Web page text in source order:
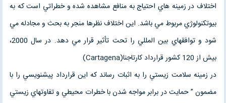
اختلاف در زمينه هاي احتياج به منافع مشاهده شده و خطراتي است كه به
بيوتكنولوژي مربوط مي باشد. اين اختلاف نظرها منجر به بحث و مجادله مي
شود و توافقهاي بين المللي را تحت تأثير قرار مي دهد. در سال 2000،
بيش از 120 كشور قرارداد كارتاجنا(Cartagena)
در زمينه سلامت زيستي را به اثبات رساند كه اين قرارداد پيشنويسي را با
مضمون ” حمايت در برابر مواجه شدن با خطرات محيطي و تفاوتهاي زيستي